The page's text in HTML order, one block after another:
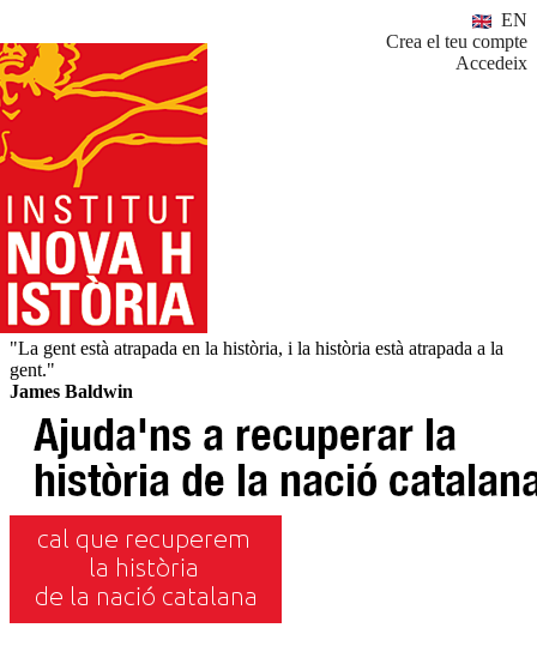
EN
Crea el teu compte
Accedeix
"La gent està atrapada en la història, i la història està atrapada a la
gent."
James Baldwin